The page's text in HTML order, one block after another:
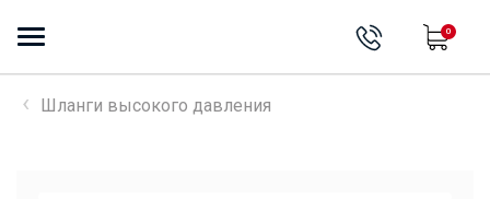
0
Шланги высокого давления